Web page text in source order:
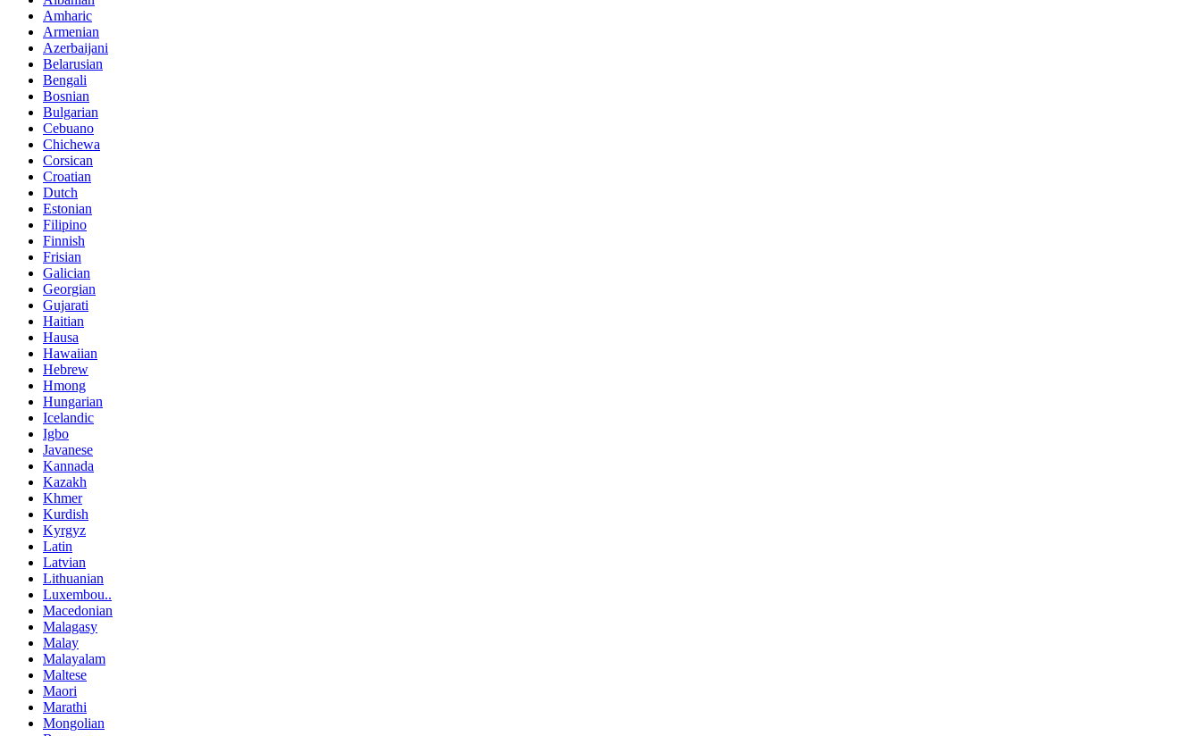
Amharic
Armenian
Azerbaijani
Belarusian
Bengali
Bosnian
Bulgarian
Cebuano
Chichewa
Corsican
Croatian
Dutch
Estonian
Filipino
Finnish
Frisian
Galician
Georgian
Gujarati
Haitian
Hausa
Hawaiian
Hebrew
Hmong
Hungarian
Icelandic
Igbo
Javanese
Kannada
Kazakh
Khmer
Kurdish
Kyrgyz
Latin
Latvian
Lithuanian
Luxembou..
Macedonian
Malagasy
Malay
Malayalam
Maltese
Maori
Marathi
Mongolian